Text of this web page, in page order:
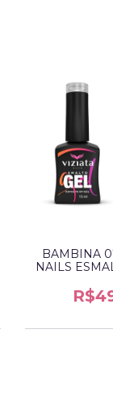
BAMBINA
NAILS